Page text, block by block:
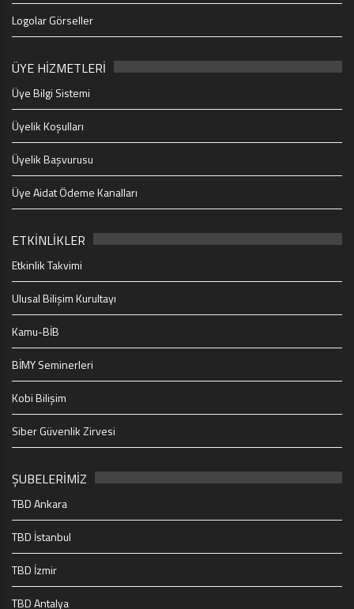
Logolar Görseller
ÜYE HİZMETLERİ
Üye Bilgi Sistemi
Üyelik Koşulları
Üyelik Başvurusu
Üye Aidat Ödeme Kanalları
ETKİNLİKLER
Etkinlik Takvimi
Ulusal Bilişim Kurultayı
Kamu-BİB
BİMY Seminerleri
Kobi Bilişim
Siber Güvenlik Zirvesi
ŞUBELERİMİZ
TBD Ankara
TBD İstanbul
TBD İzmir
TBD Antalya